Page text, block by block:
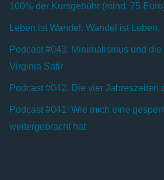
100% der Kursgebühr (mind. 75
Leben ist Wandel. Wandel ist Leben.
Podcast #043: Minimalismus und
Virginia Satir
Podcast #042: Die vier Jahreszeiten
Podcast #041: Wie mich eine
weitergebracht hat